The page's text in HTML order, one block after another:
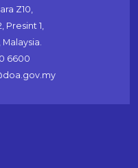
Z10,
Presint 1,
6600